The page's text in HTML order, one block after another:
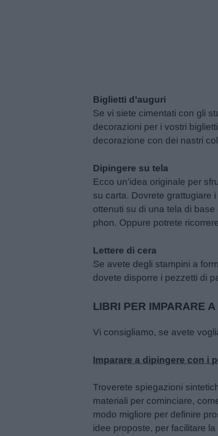
Biglietti d’auguri
Se vi siete cimentati con gli
decorazioni per i vostri
decorazione con dei nastri
Dipingere su tela
Ecco un’idea originale per
su carta. Dovrete grattugiare
ottenuti su di una tela di
phon. Oppure potrete
Lettere di cera
Se avete degli stampini a
dovete disporre i pezzetti di
LIBRI PER IMPARARE
Vi consigliamo, se avete
Imparare a dipingere con i
Troverete spiegazioni
materiali per cominciare,
modo migliore per definire
idee proposte, per facilitare